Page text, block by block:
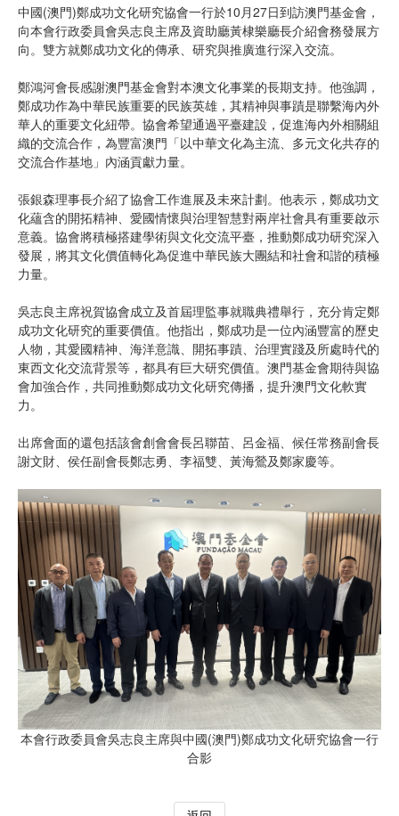
中國(澳門)鄭成功文化研究協會一行於10月27日到訪澳門基金會，
向本會行政委員會吳志良主席及資助廳黃棣樂廳長介紹會務發展方
向。雙方就鄭成功文化的傳承、研究與推廣進行深入交流。
鄭鴻河會長感謝澳門基金會對本澳文化事業的長期支持。他強調，
鄭成功作為中華民族重要的民族英雄，其精神與事蹟是聯繫海內外
華人的重要文化紐帶。協會希望通過平臺建設，促進海內外相關組
織的交流合作，為豐富澳門「以中華文化為主流、多元文化共存的
交流合作基地」內涵貢獻力量。
張銀森理事長介紹了協會工作進展及未來計劃。他表示，鄭成功文
化蘊含的開拓精神、愛國情懷與治理智慧對兩岸社會具有重要啟示
意義。協會將積極搭建學術與文化交流平臺，推動鄭成功研究深入
發展，將其文化價值轉化為促進中華民族大團結和社會和諧的積極
力量。
吳志良主席祝賀協會成立及首屆理監事就職典禮舉行，充分肯定鄭
成功文化研究的重要價值。他指出，鄭成功是一位內涵豐富的歷史
人物，其愛國精神、海洋意識、開拓事蹟、治理實踐及所處時代的
東西文化交流背景等，都具有巨大研究價值。澳門基金會期待與協
會加強合作，共同推動鄭成功文化研究傳播，提升澳門文化軟實
力。
出席會面的還包括該會創會會長呂聯苗、呂金福、候任常務副會長
謝文財、侯任副會長鄭志勇、李福雙、黃海鶯及鄭家慶等。
本會行政委員會吳志良主席與中國(澳門)鄭成功文化研究協會一行
合影